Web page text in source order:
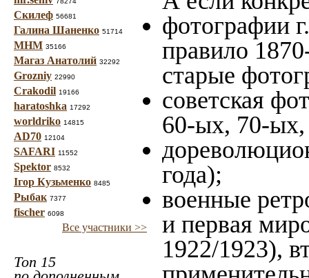
Скилеф 56681
Галина Шаненко 51714
МНМ 35166
Магаз Анатолий 32292
Grozniy 22990
Crakodil 19166
haratoshka 17292
worldriko 14815
AD70 12104
SAFARI 11552
Spektor 8532
Ігор Кузьменко 8485
Рыбак 7377
fischer 6098
Все участники >>
Топ 15
фотографии
правило
старые
советская
60-ых, 70-ых,
года);
военные
и первая
1922/1923),